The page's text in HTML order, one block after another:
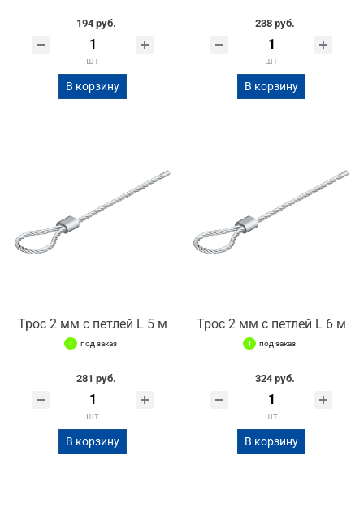
194 руб.
шт
В корзину
238 руб.
шт
В корзину
Трос 2 мм с петлей L 5 м
под заказ
281 руб.
шт
В корзину
Трос 2 мм с петлей L 6 м
под заказ
324 руб.
шт
В корзину